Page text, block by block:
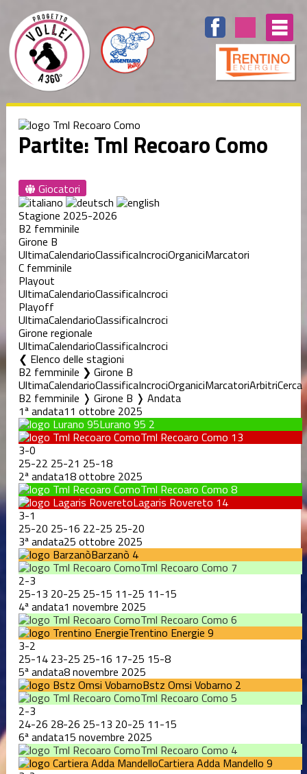
Partite: Tml Recoaro Como
Giocatori
Stagione 2025-2026
B2 femminile
Girone B
UltimaCalendarioClassificaIncrociOrganiciMarcatori
C femminile
Playout
UltimaCalendarioClassificaIncroci
Playoff
UltimaCalendarioClassificaIncroci
Girone regionale
UltimaCalendarioClassificaIncroci
Elenco delle stagioni
B2 femminile ❯ Girone B
UltimaCalendarioClassificaIncrociOrganiciMarcatoriArbitriCerca
B2 femminile ❭ Girone B ❭ Andata
1ª andata11 ottobre 2025
Lurano 95 2
Tml Recoaro Como 13
3-0
25-22 25-21 25-18
2ª andata18 ottobre 2025
Tml Recoaro Como 8
Lagaris Rovereto 14
3-1
25-20 25-16 22-25 25-20
3ª andata25 ottobre 2025
Barzanò 4
Tml Recoaro Como 7
2-3
25-13 20-25 25-15 11-25 11-15
4ª andata1 novembre 2025
Tml Recoaro Como 6
Trentino Energie 9
3-2
25-14 23-25 25-16 17-25 15-8
5ª andata8 novembre 2025
Bstz Omsi Vobarno 2
Tml Recoaro Como 5
2-3
24-26 28-26 25-13 20-25 11-15
6ª andata15 novembre 2025
Tml Recoaro Como 4
Cartiera Adda Mandello 9